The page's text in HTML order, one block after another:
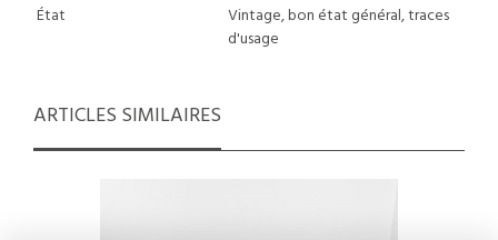
État
Vintage, bon état général, traces
d'usage
ARTICLES SIMILAIRES